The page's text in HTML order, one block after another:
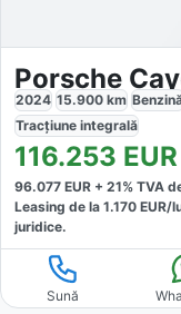
2024 15.900 km
Tracțiune integrală
116.253 EUR
96.077 EUR + 21% TVA
Leasing de la 1.170 EUR/
juridice.
Sună